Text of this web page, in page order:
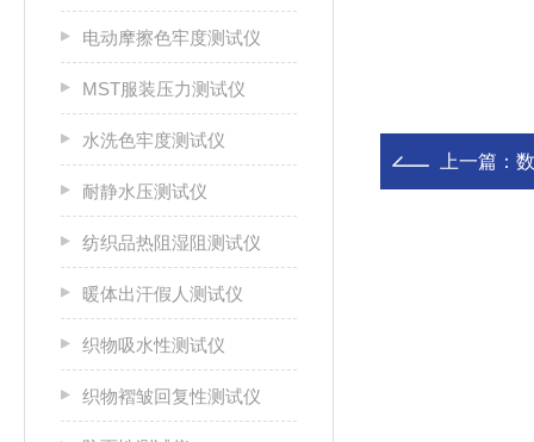
电动摩擦色牢度测试仪
MST服装压力测试仪
水洗色牢度测试仪
耐静水压测试仪
纺织品热阻湿阻测试仪
暖体出汗假人测试仪
织物吸水性测试仪
织物褶皱回复性测试仪
上一篇：